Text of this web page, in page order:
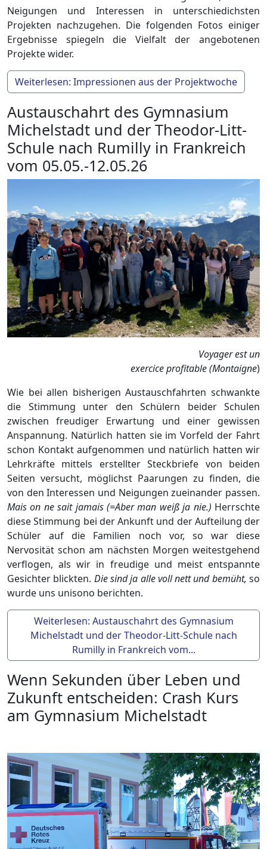
Neigungen und Interessen in unterschiedichsten
Projekten nachzugehen. Die folgenden Fotos einiger
Ergebnisse spiegeln die Vielfalt der angebotenen
Projekte wider.
Weiterlesen: Impressionen aus der Projektwoche
Austauschahrt des Gymnasium
Michelstadt und der Theodor-Litt-
Schule nach Rumilly in Frankreich
vom 05.05.-12.05.26
Voyager est un
exercice profitable(Montaigne)
Wie bei allen bisherigen Austauschfahrten schwankte
die Stimmung unter den Schülern beider Schulen
zwischen freudiger Erwartung und einer gewissen
Anspannung. Natürlich hatten sie im Vorfeld der Fahrt
schon Kontakt aufgenommen und natürlich hatten wir
Lehrkräfte mittels erstellter Steckbriefe von beiden
Seiten versucht, möglichst Paarungen zu finden, die
von den Interessen und Neigungen zueinander passen.
Mais on ne sait jamais (=Aber man weiß ja nie.) Herrschte
diese Stimmung bei der Ankunft und der Aufteilung der
Schüler auf die Familien noch vor, so war diese
Nervosität schon am nächsten Morgen weitestgehend
verflogen, als wir in freudige und meist entspannte
Gesichter blickten. Die sind ja alle voll nett und bemüht,so
wurde uns unisono berichten.
Weiterlesen: Austauschahrt des Gymnasium
Michelstadt und der Theodor-Litt-Schule nach
Rumilly in Frankreich vom...
Wenn Sekunden über Leben und
Zukunft entscheiden: Crash Kurs
am Gymnasium Michelstadt